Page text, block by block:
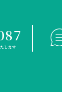
します